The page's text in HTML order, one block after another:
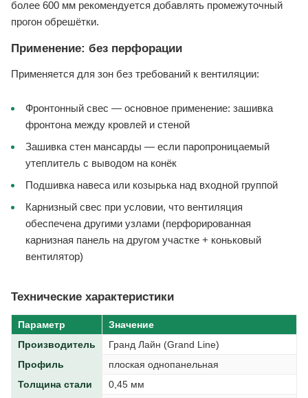
более 600 мм рекомендуется добавлять промежуточный
прогон обрешётки.
Применение: без перфорации
Применяется для зон без требований к вентиляции:
Фронтонный свес — основное применение: зашивка
фронтона между кровлей и стеной
Зашивка стен мансарды — если паропроницаемый
утеплитель с выводом на конёк
Подшивка навеса или козырька над входной группой
Карнизный свес при условии, что вентиляция
обеспечена другими узлами (перфорированная
карнизная панель на другом участке + коньковый
вентилятор)
Технические характеристики
Параметр
Значение
Производитель
Гранд Лайн (Grand Line)
Профиль
плоская однопанельная
Толщина стали
0,45 мм